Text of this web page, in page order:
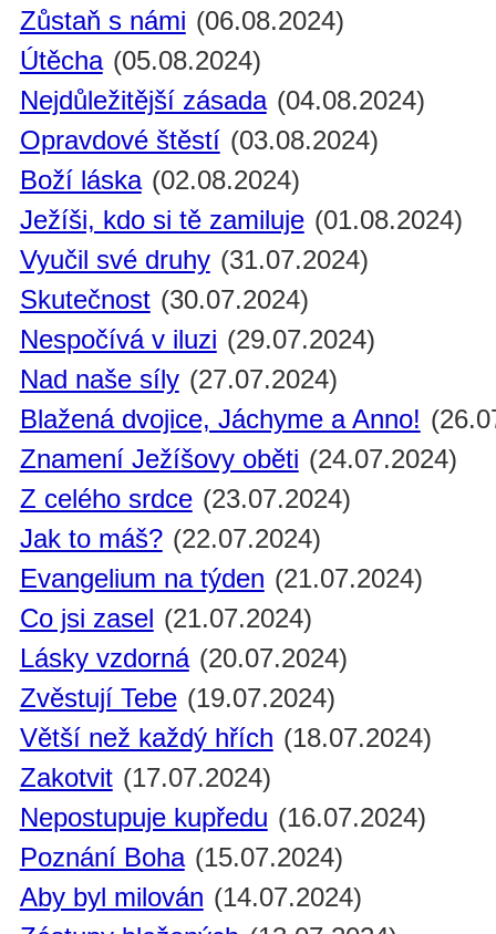
Zůstaň s námi (06.08.2024)
Útěcha (05.08.2024)
Nejdůležitější zásada (04.08.2024)
Opravdové štěstí (03.08.2024)
Boží láska (02.08.2024)
Ježíši, kdo si tě zamiluje (01.08.2024)
Vyučil své druhy (31.07.2024)
Skutečnost (30.07.2024)
Nespočívá v iluzi (29.07.2024)
Nad naše síly (27.07.2024)
Blažená dvojice, Jáchyme a Anno!
Znamení Ježíšovy oběti (24.07.2024)
Z celého srdce (23.07.2024)
Jak to máš? (22.07.2024)
Evangelium na týden (21.07.2024)
Co jsi zasel (21.07.2024)
Lásky vzdorná (20.07.2024)
Zvěstují Tebe (19.07.2024)
Větší než každý hřích (18.07.2024)
Zakotvit (17.07.2024)
Nepostupuje kupředu (16.07.2024)
Poznání Boha (15.07.2024)
Aby byl milován (14.07.2024)